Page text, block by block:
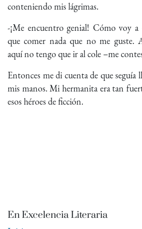
conteniendo mis lágrimas.
-¡Me encuentro genial! Cómo voy
que comer nada que no me guste.
aquí no tengo que ir al cole –me
Entonces me di cuenta de que seguía
mis manos. Mi hermanita era tan
esos héroes de ficción.
En Excelencia Literaria